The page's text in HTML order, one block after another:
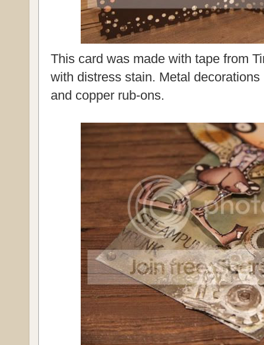
This card was made with tape from
with distress stain. Metal
and copper rub-ons.